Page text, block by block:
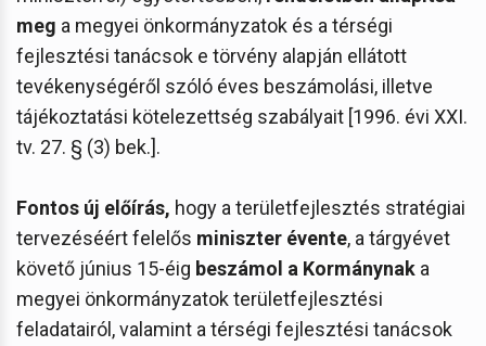
meg a megyei önkormányzatok és a térségi
fejlesztési tanácsok e törvény alapján ellátott
tevékenységéről szóló éves beszámolási, illetve
tájékoztatási kötelezettség szabályait [1996. évi XXI.
tv. 27. § (3) bek.].
Fontos új előírás, hogy a területfejlesztés stratégiai
tervezéséért felelős miniszter évente, a tárgyévet
követő június 15-éig beszámol a Kormánynak a
megyei önkormányzatok területfejlesztési
feladatairól, valamint a térségi fejlesztési tanácsok